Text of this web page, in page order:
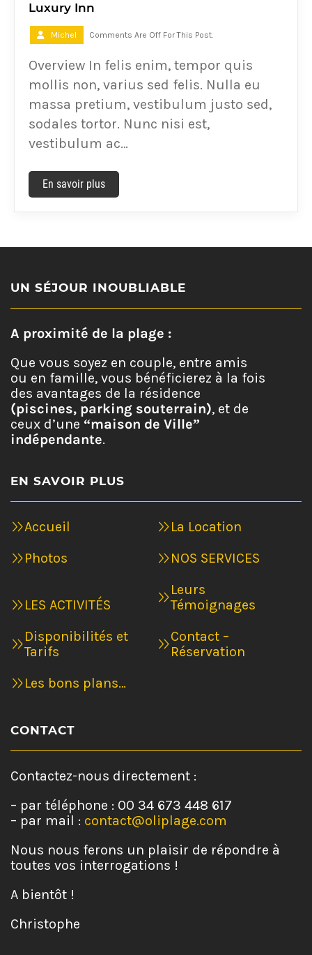
Luxury Inn
Michel Comments Are Off For This Post.
Overview In felis enim, tempor quis
mollis non, varius sed felis. Nulla eu
massa pretium, vestibulum justo sed,
sodales tortor. Nunc nisi est,
vestibulum ac…
En savoir plus
UN SÉJOUR INOUBLIABLE
A proximité de la plage :
Que vous soyez en couple, entre amis
ou en famille, vous bénéficierez à la fois
des avantages de la résidence
(piscines, parking souterrain), et de
ceux d’une “maison de Ville”
indépendante.
EN SAVOIR PLUS
Accueil
La Location
Photos
NOS SERVICES
LES ACTIVITÉS
Leurs
Témoignages
Disponibilités et
Tarifs
Contact –
Réservation
Les bons plans…
CONTACT
Contactez-nous directement :
– par téléphone : ‭00 34 673 448 617‬
– par mail : contact@oliplage.com
Nous nous ferons un plaisir de répondre à
toutes vos interrogations !
A bientôt !
Christophe